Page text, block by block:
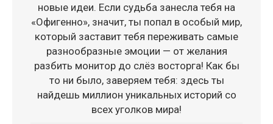
новые идеи. Если судьба занесла тебя на
«Офигенно», значит, ты попал в особый мир,
который заставит тебя переживать самые
разнообразные эмоции — от желания
разбить монитор до слёз восторга! Как бы
то ни было, заверяем тебя: здесь ты
найдешь миллион уникальных историй со
всех уголков мира!